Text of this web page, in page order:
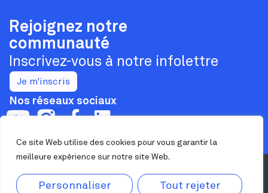
Ce site Web utilise des cookies pour vous garantir la
meilleure expérience sur notre site Web.
Personnaliser Tout rejeter
Rejoignez notre
communauté
Inscrivez-vous à notre infolettre
Je m'inscris
Nos réseaux sociaux
Confidentialité
Nous joindre